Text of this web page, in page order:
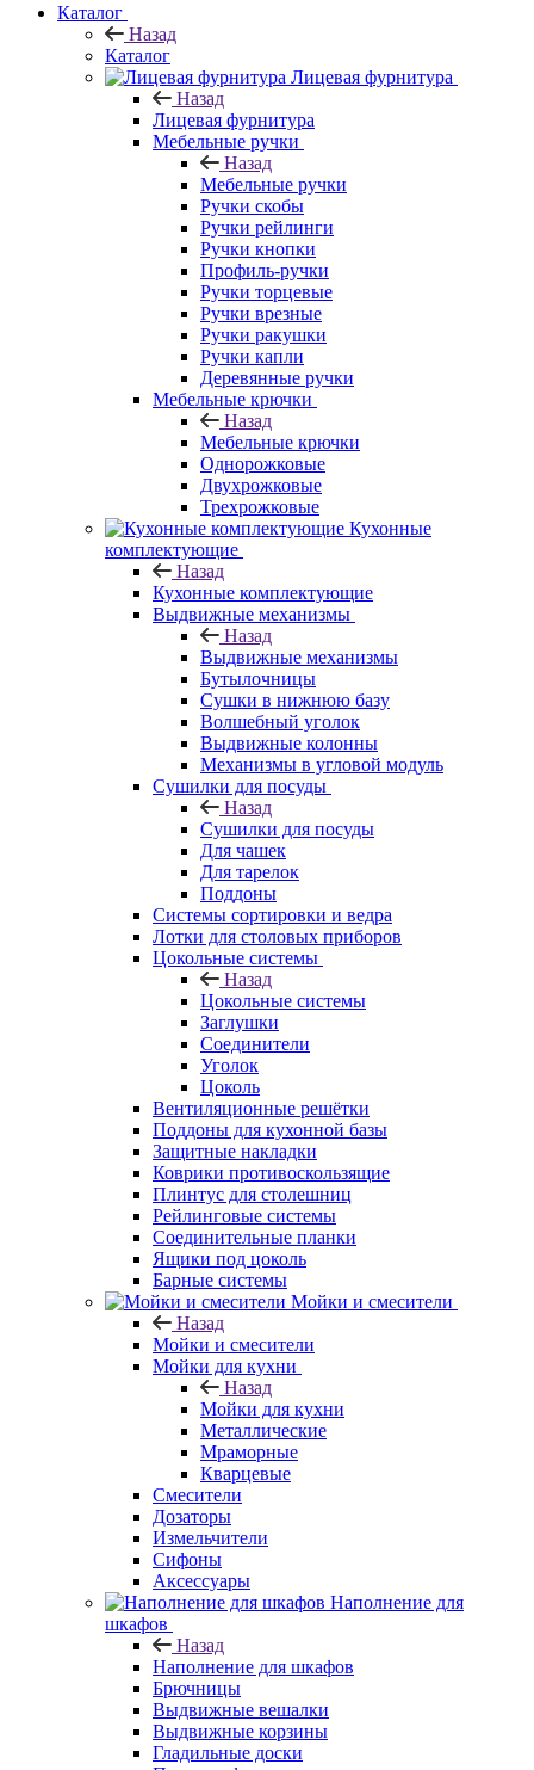
Каталог
Назад
Каталог
Лицевая фурнитура
Назад
Лицевая фурнитура
Мебельные ручки
Назад
Мебельные ручки
Ручки скобы
Ручки рейлинги
Ручки кнопки
Профиль-ручки
Ручки торцевые
Ручки врезные
Ручки ракушки
Ручки капли
Деревянные ручки
Мебельные крючки
Назад
Мебельные крючки
Однорожковые
Двухрожковые
Трехрожковые
Кухонные
комплектующие
Назад
Кухонные комплектующие
Выдвижные механизмы
Назад
Выдвижные механизмы
Бутылочницы
Сушки в нижнюю базу
Волшебный уголок
Выдвижные колонны
Механизмы в угловой модуль
Сушилки для посуды
Назад
Сушилки для посуды
Для чашек
Для тарелок
Поддоны
Системы сортировки и ведра
Лотки для столовых приборов
Цокольные системы
Назад
Цокольные системы
Заглушки
Соединители
Уголок
Цоколь
Вентиляционные решётки
Поддоны для кухонной базы
Защитные накладки
Коврики противоскользящие
Плинтус для столешниц
Рейлинговые системы
Соединительные планки
Ящики под цоколь
Барные системы
Мойки и смесители
Назад
Мойки и смесители
Мойки для кухни
Назад
Мойки для кухни
Металлические
Мраморные
Кварцевые
Смесители
Дозаторы
Измельчители
Сифоны
Аксессуары
Наполнение для
шкафов
Назад
Наполнение для шкафов
Брючницы
Выдвижные вешалки
Выдвижные корзины
Гладильные доски